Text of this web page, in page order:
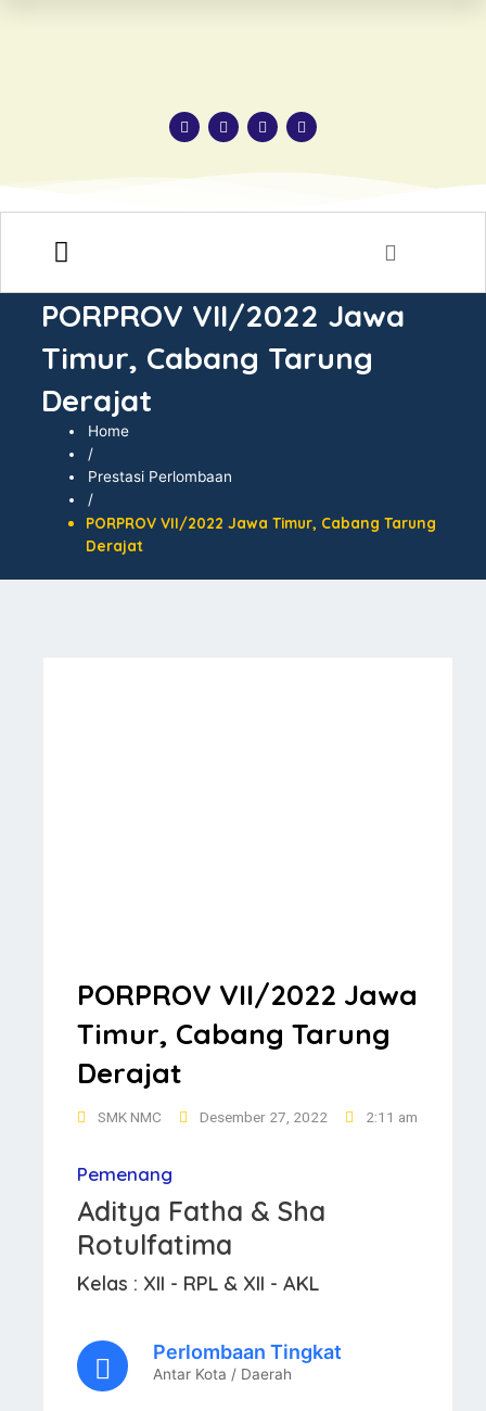
PORPROV VII/2022 Jawa
Timur, Cabang Tarung
Derajat
Home
/
Prestasi Perlombaan
/
PORPROV VII/2022 Jawa Timur, Cabang Tarung
Derajat
PORPROV VII/2022 Jawa
Timur, Cabang Tarung
Derajat
SMK NMC Desember 27, 2022 2:11 am
Pemenang
Aditya Fatha & Sha
Rotulfatima
Kelas : XII - RPL & XII - AKL
Perlombaan Tingkat
Antar Kota / Daerah